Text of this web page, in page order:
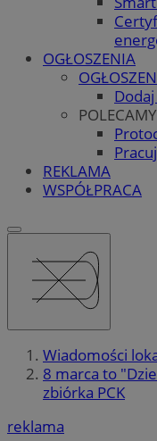
OGŁOSZENIA
POLECAMY
REKLAMA
WSPÓŁPRACA
Wiadomości
8 marca to
zbiórka PCK
reklama